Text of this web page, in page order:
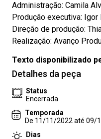
Administração: Camila
Produção executiva: Igor
Direção de produção:
Realização: Avanço
Texto disponibilizado
Detalhes da peça
Status
Encerrada
Temporada
De 11/11/2022 até 09/
Dias